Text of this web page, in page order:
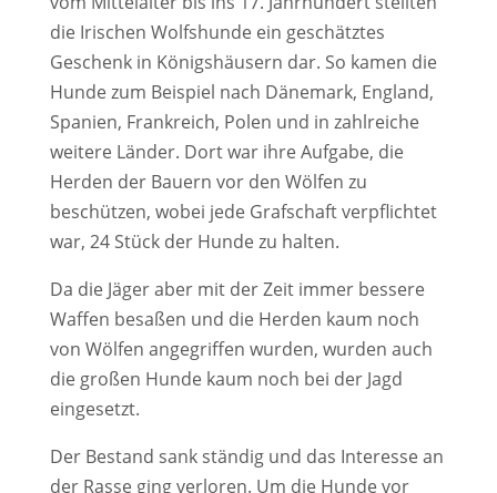
die Irischen Wolfshunde ein geschätztes
Geschenk in Königshäusern dar. So kamen die
Hunde zum Beispiel nach Dänemark, England,
Spanien, Frankreich, Polen und in zahlreiche
weitere Länder. Dort war ihre Aufgabe, die
Herden der Bauern vor den Wölfen zu
beschützen, wobei jede Grafschaft verpflichtet
war, 24 Stück der Hunde zu halten.
Da die Jäger aber mit der Zeit immer bessere
Waffen besaßen und die Herden kaum noch
von Wölfen angegriffen wurden, wurden auch
die großen Hunde kaum noch bei der Jagd
eingesetzt.
Der Bestand sank ständig und das Interesse an
der Rasse ging verloren. Um die Hunde vor